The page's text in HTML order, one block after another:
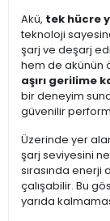
Akü, tek hücre
teknoloji
şarj ve deşarj
hem de akünün
aşırı gerilime
bir deneyim
güvenilir
Üzerinde yer
şarj seviyesini
sırasında
çalışabilir. Bu
yarıda